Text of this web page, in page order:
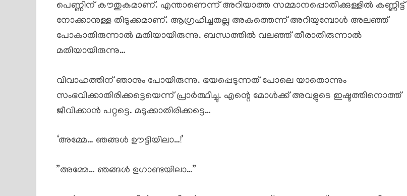
പെണ്ണിന് കൗതുകമാണ്. എന്താണെന്ന് അറിയാത്ത സമ്മാനപ്പൊതിക്കുള്ളിൽ കണ്ണിട്ട്
നോക്കാനുള്ള തിടുക്കമാണ്. ആഗ്രഹിച്ചതല്ല അകത്തെന്ന് അറിയുമ്പോൾ അലഞ്ഞ്
പോകാതിരുന്നാൽ മതിയായിരുന്നു. ബന്ധത്തിൽ വലഞ്ഞ് തീരാതിരുന്നാൽ
മതിയായിരുന്നു…
വിവാഹത്തിന് ഞാനും പോയിരുന്നു. ഭയപ്പെടുന്നത് പോലെ യാതൊന്നും
സംഭവിക്കാതിരിക്കട്ടെയെന്ന് പ്രാർത്ഥിച്ചു. എന്റെ മോൾക്ക് അവളുടെ ഇഷ്ടത്തിനൊത്ത്
ജീവിക്കാൻ പറ്റട്ടെ. മടുക്കാതിരിക്കട്ടെ…
‘അമ്മേ… ഞങ്ങൾ ഊട്ടിയിലാ…!’
”അമ്മേ… ഞങ്ങൾ ഉഗാണ്ടയിലാ…”